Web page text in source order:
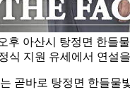
후 아산시 탕정면 한들
식 지원 유세에서 연설
곧바로 탕정면 한들